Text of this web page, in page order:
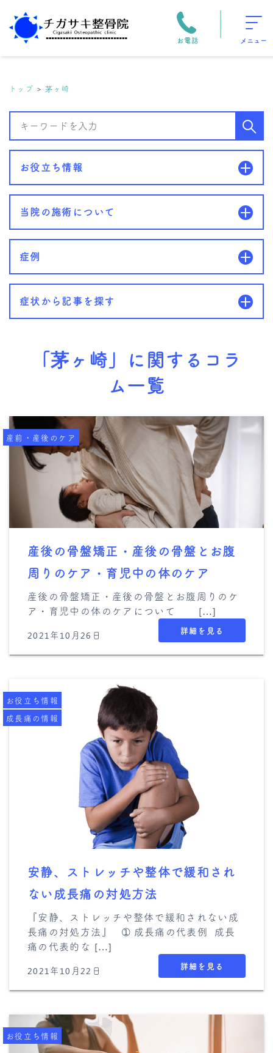
お電話 メニュー
トップ 茅ヶ崎
お役立ち情報
当院の施術について
症例
症状から記事を探す
「茅ヶ崎」に関するコラ
ム一覧
産後の骨盤矯正・産後の骨盤とお腹
周りのケア・育児中の体のケア
産後の骨盤矯正・産後の骨盤とお腹周りのケ
ア・育児中の体のケアについて […]
2021年10月26日 詳細を見る
産前・産後のケア
安静、ストレッチや整体で緩和され
ない成長痛の対処方法
『安静、ストレッチや整体で緩和されない成
長痛の対処方法』 ➀ 成長痛の代表例 成長
痛の代表的な […]
2021年10月22日 詳細を見る
お役立ち情報
成長痛の情報
お役立ち情報